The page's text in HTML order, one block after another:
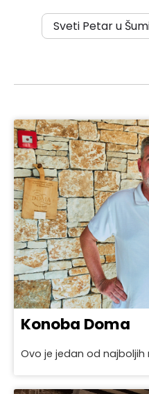
Sveti Petar u
Konoba Doma
Ovo je jedan od najboljih